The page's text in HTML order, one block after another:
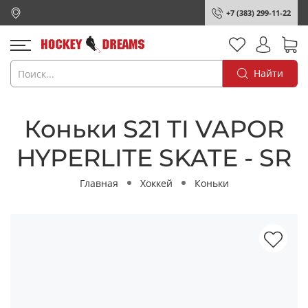
+7 (383) 299-11-22
Найти
Коньки S21 TI VAPOR
HYPERLITE SKATE - SR
Главная Хоккей Коньки